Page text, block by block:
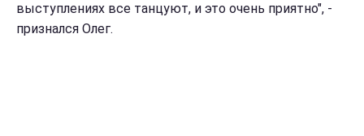
выступлениях все танцуют, и это очень приятно", -
признался Олег.